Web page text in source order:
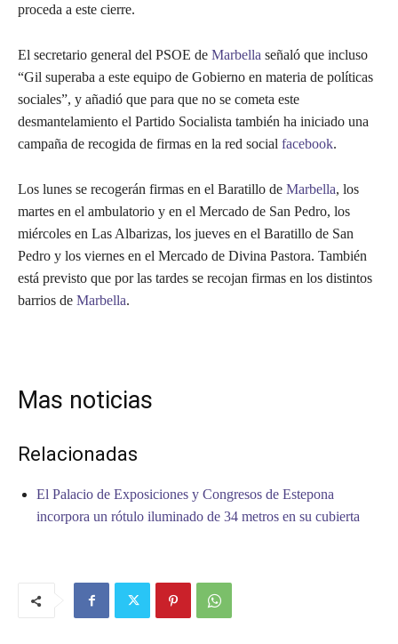
proceda a este cierre.
El secretario general del PSOE de Marbella señaló que incluso
“Gil superaba a este equipo de Gobierno en materia de políticas
sociales”, y añadió que para que no se cometa este
desmantelamiento el Partido Socialista también ha iniciado una
campaña de recogida de firmas en la red social facebook.
Los lunes se recogerán firmas en el Baratillo de Marbella, los
martes en el ambulatorio y en el Mercado de San Pedro, los
miércoles en Las Albarizas, los jueves en el Baratillo de San
Pedro y los viernes en el Mercado de Divina Pastora. También
está previsto que por las tardes se recojan firmas en los distintos
barrios de Marbella.
Mas noticias
Relacionadas
El Palacio de Exposiciones y Congresos de Estepona
incorpora un rótulo iluminado de 34 metros en su cubierta